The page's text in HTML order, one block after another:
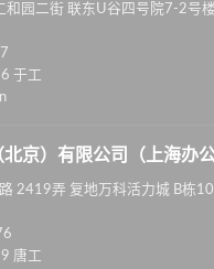
和园二街 联东U谷四号院7-2号
于工
京）有限公司（上海办公
2419弄 复地万科活力城 B栋
唐工